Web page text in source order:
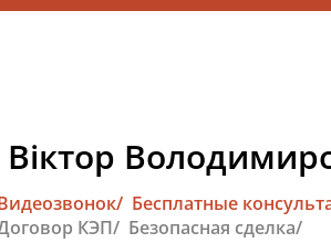
Бесплатные
КЭП/ Безопасная сделка/